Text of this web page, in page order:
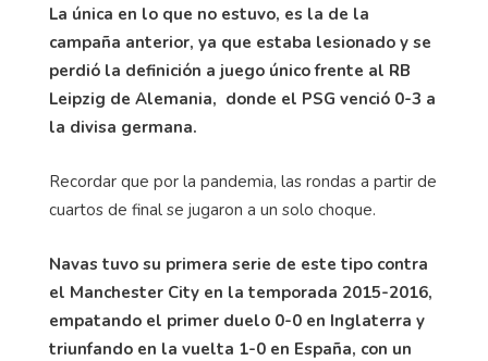
La única en lo que no estuvo, es la de la
campaña anterior, ya que estaba lesionado y se
perdió la definición a juego único frente al RB
Leipzig de Alemania, donde el PSG venció 0-3 a
la divisa germana.
Recordar que por la pandemia, las rondas a partir de
cuartos de final se jugaron a un solo choque.
Navas tuvo su primera serie de este tipo contra
el Manchester City en la temporada 2015-2016,
empatando el primer duelo 0-0 en Inglaterra y
triunfando en la vuelta 1-0 en España, con un